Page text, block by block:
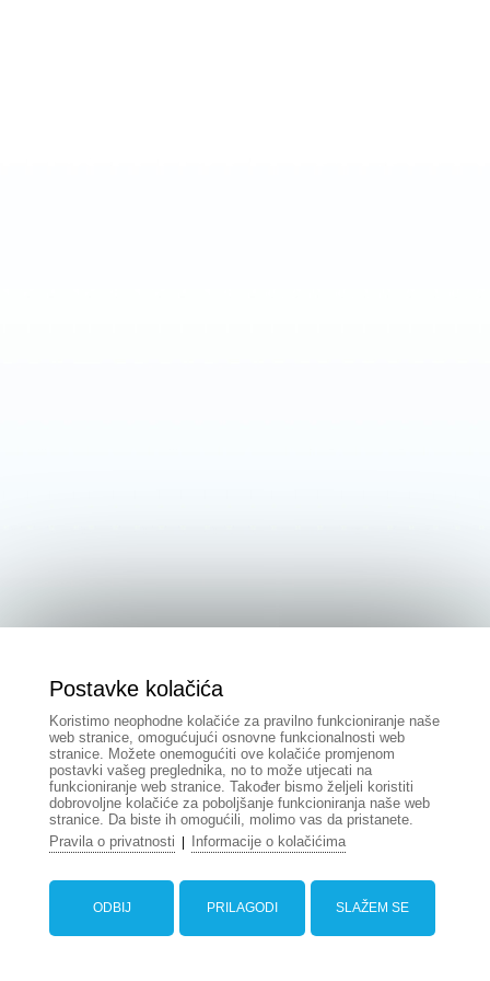
Postavke kolačića
Koristimo neophodne kolačiće za pravilno funkcioniranje naše
web stranice, omogućujući osnovne funkcionalnosti web
stranice. Možete onemogućiti ove kolačiće promjenom
postavki vašeg preglednika, no to može utjecati na
funkcioniranje web stranice. Također bismo željeli koristiti
dobrovoljne kolačiće za poboljšanje funkcioniranja naše web
stranice. Da biste ih omogućili, molimo vas da pristanete.
Pravila o privatnosti
Informacije o kolačićima
SLAŽEM SE
PRILAGODI
ODBIJ